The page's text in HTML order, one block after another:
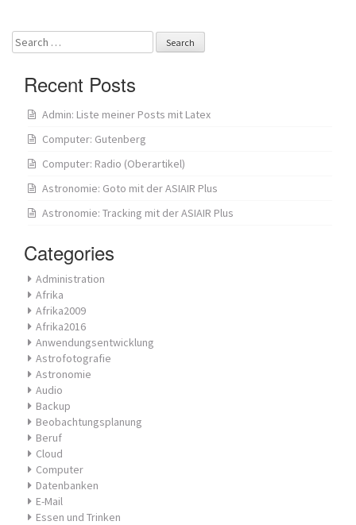
Search
for:
Recent Posts
Admin: Liste meiner Posts mit Latex
Computer: Gutenberg
Computer: Radio (Oberartikel)
Astronomie: Goto mit der ASIAIR Plus
Astronomie: Tracking mit der ASIAIR Plus
Categories
Administration
Afrika
Afrika2009
Afrika2016
Anwendungsentwicklung
Astrofotografie
Astronomie
Audio
Backup
Beobachtungsplanung
Beruf
Cloud
Computer
Datenbanken
E-Mail
Essen und Trinken